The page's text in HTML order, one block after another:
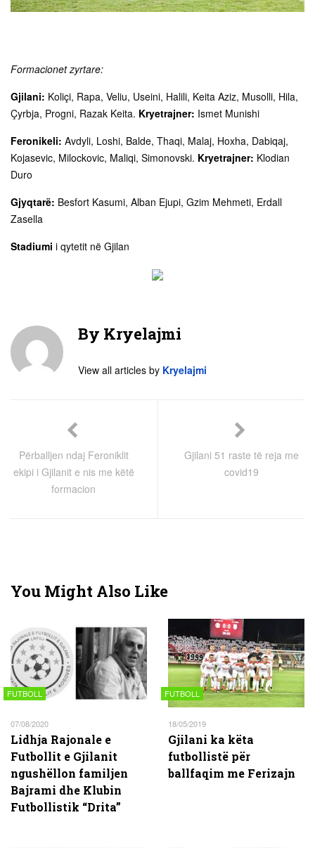
Formacionet zyrtare:
Gjilani: Koliçi, Rapa, Veliu, Useini, Halili, Keita Aziz, Musolli, Hila,
Çyrbja, Progni, Razak Keita. Kryetrajner: Ismet Munishi
Feronikeli: Avdyli, Loshi, Balde, Thaqi, Malaj, Hoxha, Dabiqaj,
Kojasevic, Milockovic, Maliqi, Simonovski. Kryetrajner: Klodian
Duro
Gjyqtarë: Besfort Kasumi, Alban Ejupi, Gzim Mehmeti, Erdall
Zasella
Stadiumi i qytetit në Gjilan
By Kryelajmi
View all articles by Kryelajmi
Përballjen ndaj Feroniklit
ekipi i Gjilanit e nis me këtë
formacion
Gjilani 51 raste të reja me
covid19
You Might Also Like
FUTBOLL
07/08/2020
Lidhja Rajonale e
Futbollit e Gjilanit
ngushëllon familjen
Bajrami dhe Klubin
Futbollistik “Drita”
FUTBOLL
18/05/2019
Gjilani ka këta
futbollistë për
ballfaqim me Ferizajn